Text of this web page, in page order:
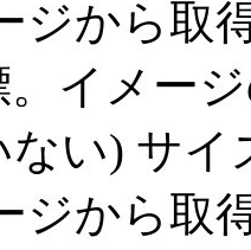
ジから取
。イメー
ない) サイ
ジから取